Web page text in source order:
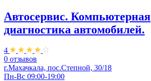
Автосервис. ​Компьютерная
диагностика автомобилей.
4
0 отзывов
г.Махачкала, ​пос.Степной, 30/18
Пн-Вс 09:00-19:00